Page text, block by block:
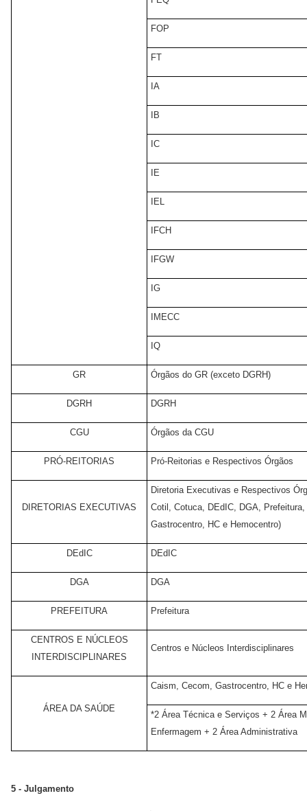
FOP
FT
IA
IB
IC
IE
IEL
IFCH
IFGW
IG
IMECC
IQ
GR Órgãos do GR (exceto DGRH)
DGRH DGRH
CGU Órgãos da CGU
PRÓ-REITORIAS Pró-Reitorias e Respectivos Órgãos
DIRETORIAS EXECUTIVAS
Diretoria Executivas e Respectivos
Cotil, Cotuca, DEdIC, DGA,
Gastrocentro, HC e Hemocentro)
DEdIC DEdIC
DGA DGA
PREFEITURA Prefeitura
CENTROS E NÚCLEOS
INTERDISCIPLINARES
Centros e Núcleos Interdisciplinares
ÁREA DA SAÚDE
Caism, Cecom, Gastrocentro, HC e
*2 Área Técnica e Serviços + 2 Área
Enfermagem + 2 Área Administrativa
5 - Julgamento